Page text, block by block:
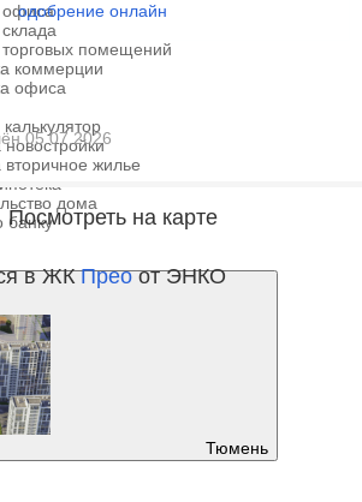
офиса
помещений
коммерции
офиса
вторичное жилье
дома
банку
Тюмень
одобрение онлайн
05.07.2026
Посмотреть на карте
в ЖКПреоот ЭНКО